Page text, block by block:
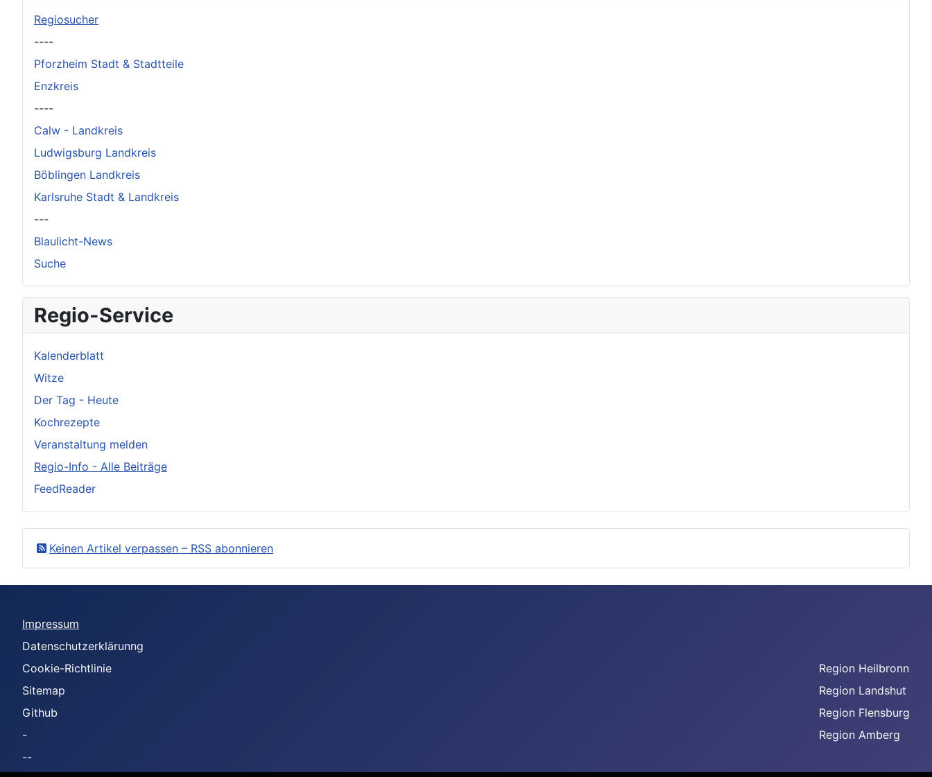
Regiosucher
----
Pforzheim Stadt & Stadtteile
Enzkreis
----
Calw - Landkreis
Ludwigsburg Landkreis
Böblingen Landkreis
Karlsruhe Stadt & Landkreis
---
Blaulicht-News
Suche
Regio-Service
Kalenderblatt
Witze
Der Tag - Heute
Kochrezepte
Veranstaltung melden
Regio-Info - Alle Beiträge
FeedReader
Keinen Artikel verpassen – RSS abonnieren
Impressum
Datenschutzerklärunng
Cookie-Richtlinie
Sitemap
Github
-
--
Region Heilbronn
Region Landshut
Region Flensburg
Region Amberg